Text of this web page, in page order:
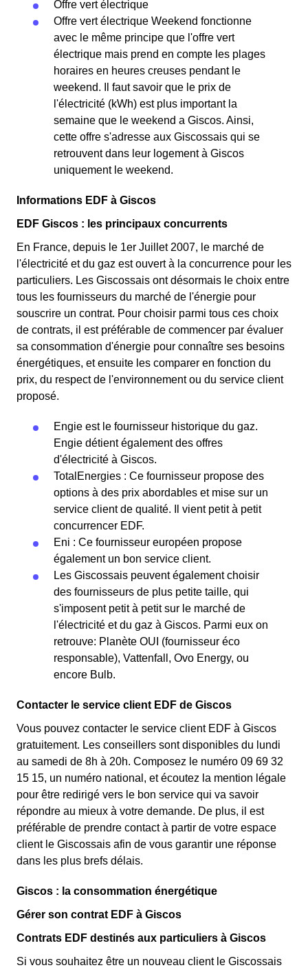
Offre vert électrique
Offre vert électrique Weekend fonctionne
avec le même principe que l'offre vert
électrique mais prend en compte les plages
horaires en heures creuses pendant le
weekend. Il faut savoir que le prix de
l'électricité (kWh) est plus important la
semaine que le weekend a Giscos. Ainsi,
cette offre s'adresse aux Giscossais qui se
retrouvent dans leur logement à Giscos
uniquement le weekend.
Informations EDF à Giscos
EDF Giscos : les principaux concurrents
En France, depuis le 1er Juillet 2007, le marché de
l'électricité et du gaz est ouvert à la concurrence pour les
particuliers. Les Giscossais ont désormais le choix entre
tous les fournisseurs du marché de l'énergie pour
souscrire un contrat. Pour choisir parmi tous ces choix
de contrats, il est préférable de commencer par évaluer
sa consommation d'énergie pour connaître ses besoins
énergétiques, et ensuite les comparer en fonction du
prix, du respect de l'environnement ou du service client
proposé.
Engie est le fournisseur historique du gaz.
Engie détient également des offres
d'électricité à Giscos.
TotalEnergies : Ce fournisseur propose des
options à des prix abordables et mise sur un
service client de qualité. Il vient petit à petit
concurrencer EDF.
Eni : Ce fournisseur européen propose
également un bon service client.
Les Giscossais peuvent également choisir
des fournisseurs de plus petite taille, qui
s'imposent petit à petit sur le marché de
l'électricité et du gaz à Giscos. Parmi eux on
retrouve: Planète OUI (fournisseur éco
responsable), Vattenfall, Ovo Energy, ou
encore Bulb.
Contacter le service client EDF de Giscos
Vous pouvez contacter le service client EDF à Giscos
gratuitement. Les conseillers sont disponibles du lundi
au samedi de 8h à 20h. Composez le numéro 09 69 32
15 15, un numéro national, et écoutez la mention légale
pour être redirigé vers le bon service qui va savoir
répondre au mieux à votre demande. De plus, il est
préférable de prendre contact à partir de votre espace
client le Giscossais afin de vous garantir une réponse
dans les plus brefs délais.
Giscos : la consommation énergétique
Gérer son contrat EDF à Giscos
Contrats EDF destinés aux particuliers à Giscos
Si vous souhaitez être un nouveau client le Giscossais